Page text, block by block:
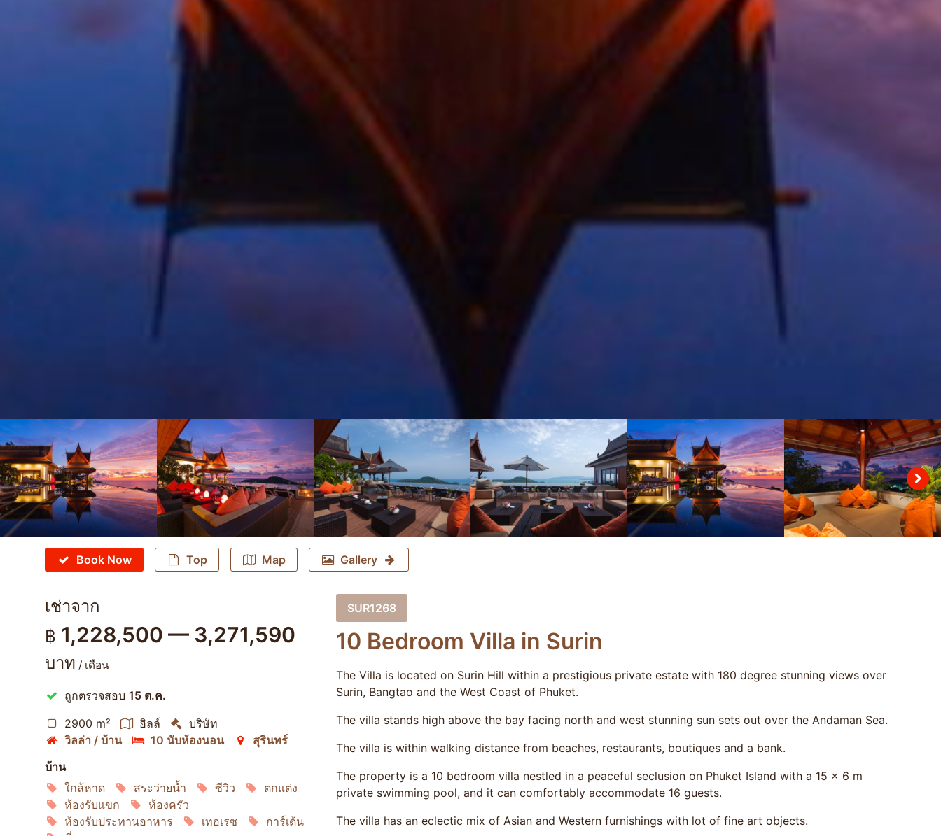
Book Now Top Map Gallery
เช่าจาก
฿ 1,228,500 — 3,271,590
บาท / เดือน
ถูกตรวจสอบ 15 ต.ค.
2900 m²
ฮิลล์
บริษัท
วิลล่า / บ้าน
10 นับห้องนอน
สุรินทร์
บ้าน
ใกล้หาด
สระว่ายน้ำ ซีวิว
ตกแต่ง
ห้องรับแขก
ห้องครัว
ห้องรับประทานอาหาร
เทอเรซ
การ์เด้น
SUR1268
10 Bedroom Villa in Surin
The Villa is located on Surin Hill within a prestigious private estate with 180 degree stunning views over
Surin, Bangtao and the West Coast of Phuket.
The villa stands high above the bay facing north and west stunning sun sets out over the Andaman Sea.
The villa is within walking distance from beaches, restaurants, boutiques and a bank.
The property is a 10 bedroom villa nestled in a peaceful seclusion on Phuket Island with a 15 x 6 m
private swimming pool, and it can comfortably accommodate 16 guests.
The villa has an eclectic mix of Asian and Western furnishings with lot of fine art objects.